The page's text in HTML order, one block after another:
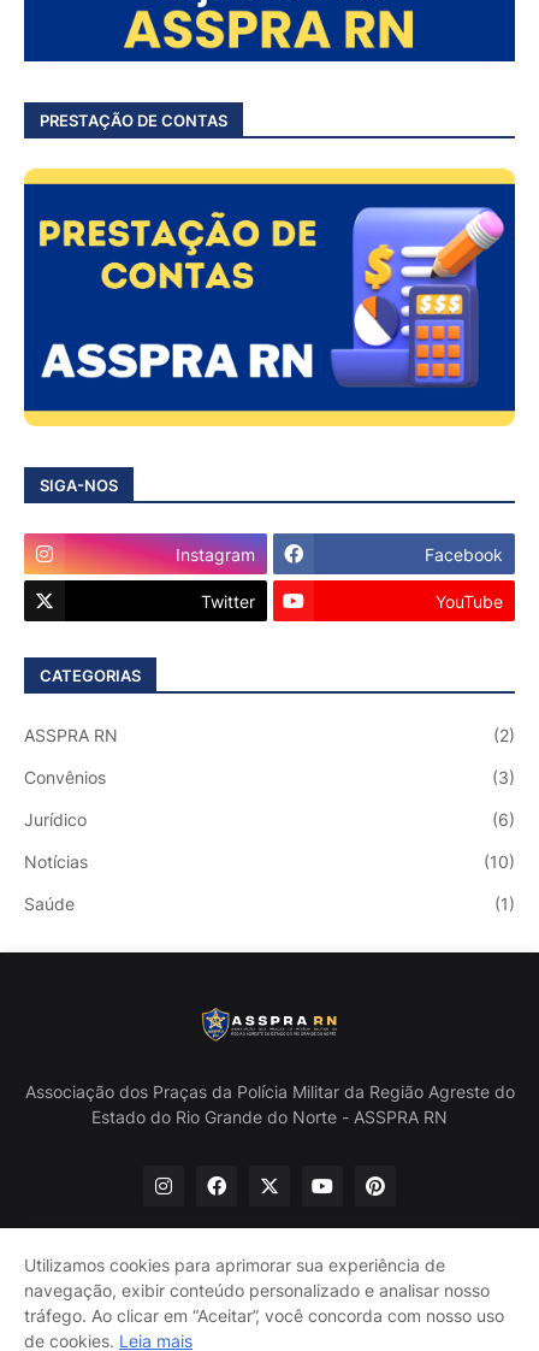
PRESTAÇÃO DE CONTAS
SIGA-NOS
Instagram Facebook
Twitter YouTube
CATEGORIAS
ASSPRA RN (2)
Convênios (3)
Jurídico (6)
Notícias (10)
Saúde (1)
Associação dos Praças da Polícia Militar da Região Agreste do
Estado do Rio Grande do Norte - ASSPRA RN
Início Quem Somos
Política de Privacidade
Contate-nos
Utilizamos cookies para aprimorar sua experiência de
navegação, exibir conteúdo personalizado e analisar nosso
tráfego. Ao clicar em “Aceitar”, você concorda com nosso uso
de cookies. Leia mais